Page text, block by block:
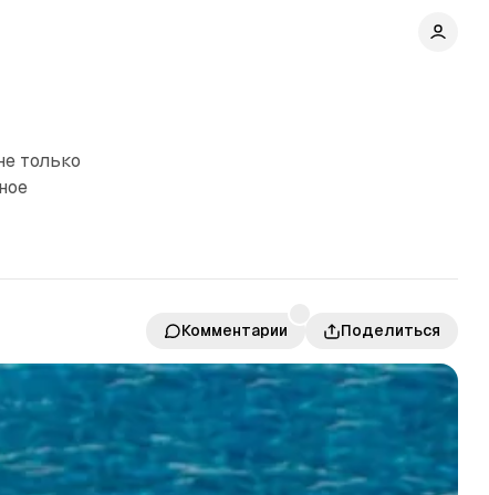
только
Комментарии Поделиться